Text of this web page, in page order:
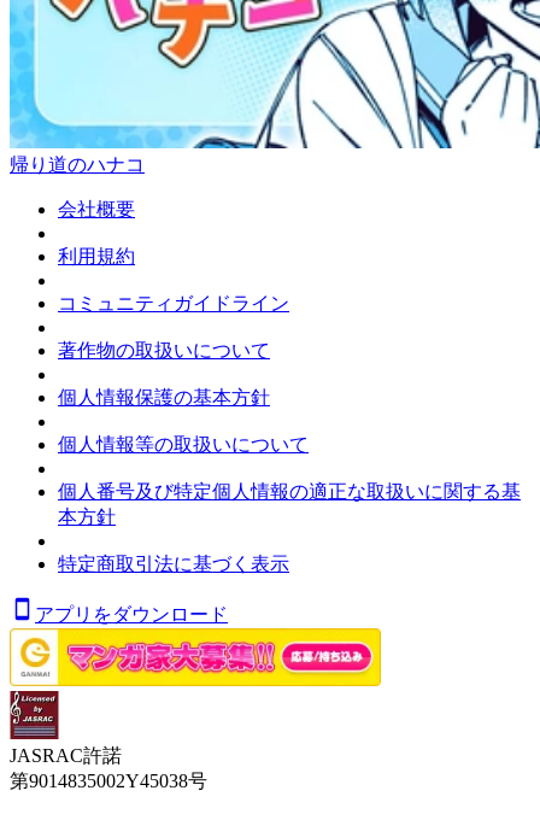
帰り道のハナコ
会社概要
利用規約
コミュニティガイドライン
著作物の取扱いについて
個人情報保護の基本方針
個人情報等の取扱いについて
個人番号及び特定個人情報の適正な取扱いに関する基
本方針
特定商取引法に基づく表示
アプリをダウンロード
JASRAC許諾
第9014835002Y45038号